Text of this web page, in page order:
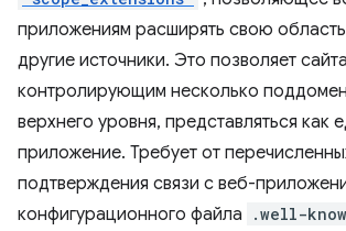
приложениям расширять свою
другие источники. Это позволяет
контролирующим несколько
верхнего уровня, представляться как
приложение. Требует от
подтверждения связи с веб-
конфигурационного файла
.well-